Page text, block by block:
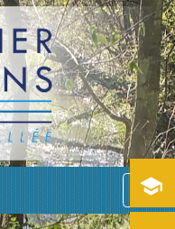
menu
school